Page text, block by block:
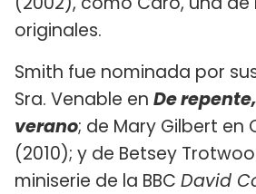
originales.
Smith fue nominada por
Sra. Venable en De
verano; de Mary Gilbert en
(2010); y de Betsey
miniserie de la BBC David